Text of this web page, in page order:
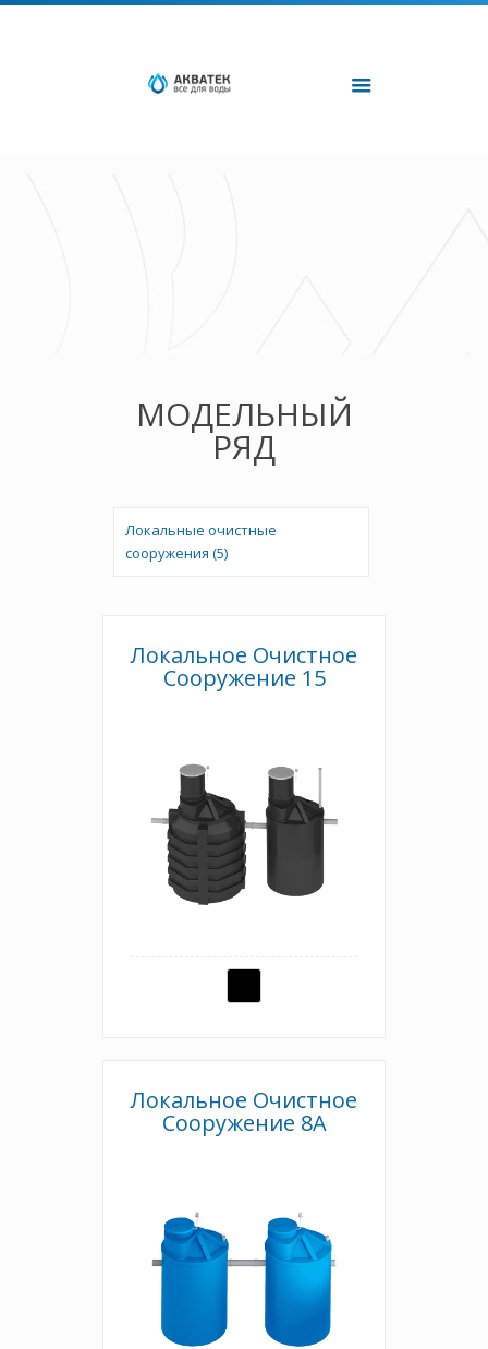
МОДЕЛЬНЫЙ
РЯД
Локальные очистные
сооружения (5)
Локальное Очистное
Сооружение 15
Локальное Очистное
Сооружение 8А